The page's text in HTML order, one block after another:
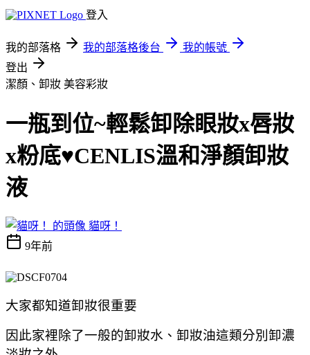
登入
我的部落格 我的部落格後台
我的帳號
登出
潔顏、卸妝 美容彩妝
一瓶到位~輕鬆卸除眼妝x唇妝
x粉底♥CENLIS溫和淨顏卸妝
液
貓呀！
9年前
大家都知道卸妝很重要
因此家裡除了一般的卸妝水、卸妝油這類分別卸濃